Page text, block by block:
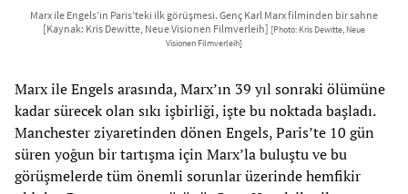
Marx ile Engels’in Paris’teki ilk görüşmesi. Genç Karl Marx filminden bir sahne
[Kaynak: Kris Dewitte, Neue Visionen Filmverleih] [Photo: Kris Dewitte, Neue
Visionen Filmverleih]
Marx ile Engels arasında, Marx’ın 39 yıl sonraki ölümüne
kadar sürecek olan sıkı işbirliği, işte bu noktada başladı.
Manchester ziyaretinden dönen Engels, Paris’te 10 gün
süren yoğun bir tartışma için Marx’la buluştu ve bu
görüşmelerde tüm önemli sorunlar üzerinde hemfikir